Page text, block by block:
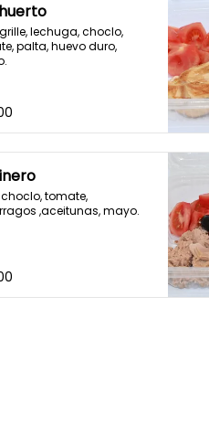
lechuga, choclo,
palta, huevo duro,
choclo, tomate,
,aceitunas, mayo.